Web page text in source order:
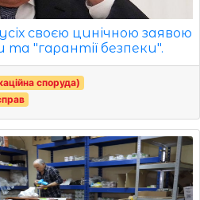
своєю цинічною заявою
та "гарантії безпеки".
споруда)